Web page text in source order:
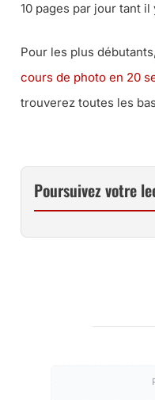
10 pages par jour tant
Pour les plus
cours de photo en 20
trouverez toutes les
Poursuivez votre